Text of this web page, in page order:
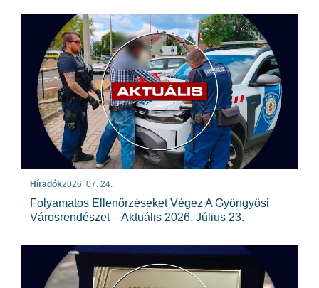
Híradók2026. 07. 24.
Folyamatos Ellenőrzéseket Végez A Gyöngyösi
Városrendészet – Aktuális 2026. Július 23.